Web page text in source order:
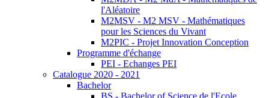
l'Aléatoire
M2MSV - M2 MSV - Mathématiques
pour les Sciences du Vivant
M2PIC - Projet Innovation Conception
Programme d'échange
PEI - Echanges PEI
Catalogue 2020 - 2021
Bachelor
BS - Bachelor of Science de l'Ecole